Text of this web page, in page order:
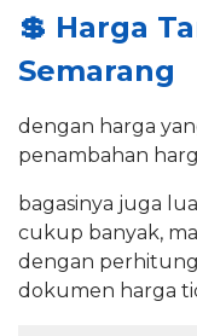
💲 Harga
Semarang
dengan harga
penambahan
bagasinya juga
cukup banyak,
dengan
dokumen harga